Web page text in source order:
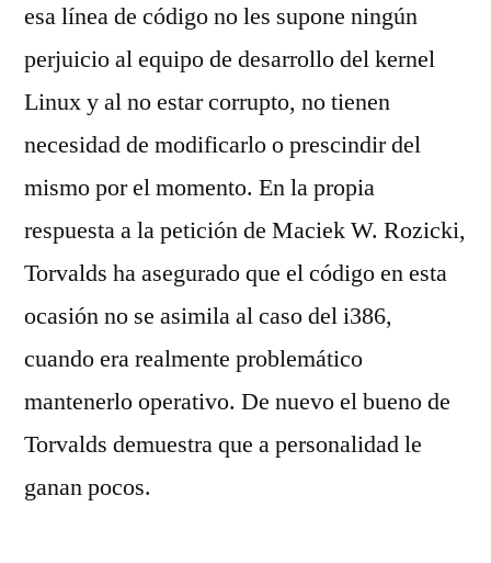
esa línea de código no les supone ningún
perjuicio al equipo de desarrollo del kernel
Linux y al no estar corrupto, no tienen
necesidad de modificarlo o prescindir del
mismo por el momento. En la propia
respuesta a la petición de Maciek W. Rozicki,
Torvalds ha asegurado que el código en esta
ocasión no se asimila al caso del i386,
cuando era realmente problemático
mantenerlo operativo. De nuevo el bueno de
Torvalds demuestra que a personalidad le
ganan pocos.